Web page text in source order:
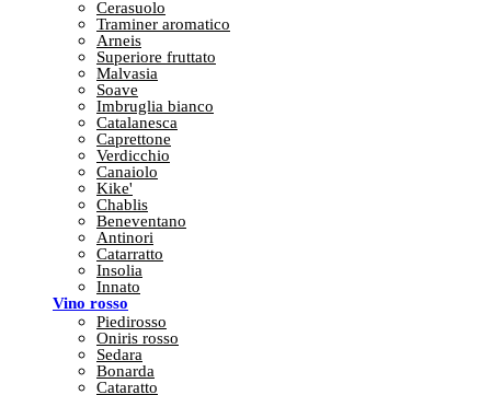
Cerasuolo
Traminer aromatico
Arneis
Superiore fruttato
Malvasia
Soave
Imbruglia bianco
Catalanesca
Caprettone
Verdicchio
Canaiolo
Kike'
Chablis
Beneventano
Antinori
Catarratto
Insolia
Innato
Vino rosso
Piedirosso
Oniris rosso
Sedara
Bonarda
Cataratto